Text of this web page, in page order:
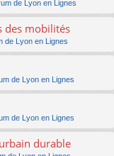
de Lyon en Lignes
des mobilités
de Lyon en Lignes
de Lyon en Lignes
de Lyon en Lignes
durable